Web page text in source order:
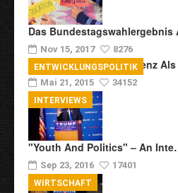
Das
Nov 15, 2017 8276
Transkulturelle Kompetenz
Mai 21, 2015 34152
ENTWICKLUNGSPOLITIK
"Youth And Politics" – An
Sep 23, 2016 17401
INTERVIEWS
WIRTSCHAFT